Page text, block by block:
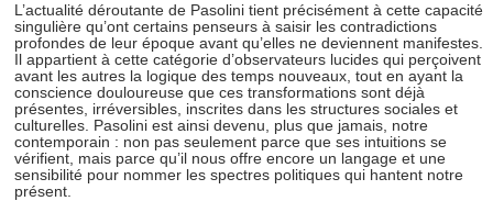
L’actualité déroutante de Pasolini tient précisément à cette capacité
singulière qu’ont certains penseurs à saisir les contradictions
profondes de leur époque avant qu’elles ne deviennent manifestes.
Il appartient à cette catégorie d’observateurs lucides qui perçoivent
avant les autres la logique des temps nouveaux, tout en ayant la
conscience douloureuse que ces transformations sont déjà
présentes, irréversibles, inscrites dans les structures sociales et
culturelles. Pasolini est ainsi devenu, plus que jamais, notre
contemporain : non pas seulement parce que ses intuitions se
vérifient, mais parce qu’il nous offre encore un langage et une
sensibilité pour nommer les spectres politiques qui hantent notre
présent.